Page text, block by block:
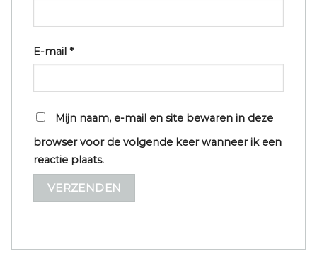
E-mail *
Mijn naam, e-mail en site bewaren in deze
browser voor de volgende keer wanneer ik een
reactie plaats.